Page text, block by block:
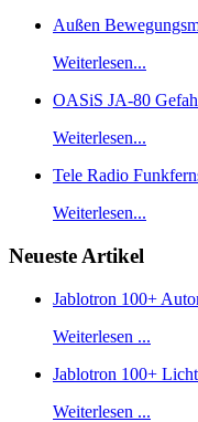
Außen
Weiterlesen...
OASiS JA-80
Weiterlesen...
Tele Radio
Weiterlesen...
Neueste Artikel
Jablotron 100+
Weiterlesen ...
Jablotron 100+
Weiterlesen ...